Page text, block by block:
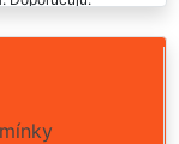
jsem si mohla
využívat i nadále.